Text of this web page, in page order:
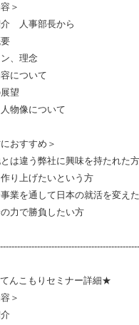
リ
e
r
a
r
r）
＞
介 人事部長から
要
、理念
について
望
物像について
おすすめ＞
とは違う弊社に興味を持たれた
り上げたいという方
事業を通して日本の就活を変え
の力で勝負したい方
んこもりセミナー詳細★
＞
介